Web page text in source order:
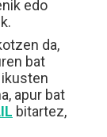
edo
da,
bat
apur bat
bitartez,